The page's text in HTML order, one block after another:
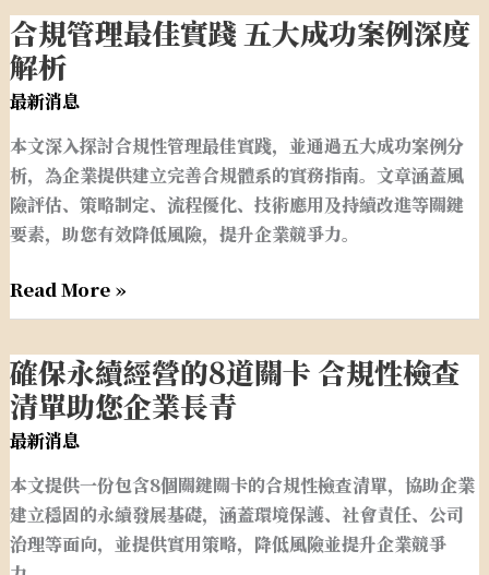
緒
檢
核
六
大
關
鍵
項
目
合規管理最佳實踐 五大成功案例深度
解析
最新消息
本文深入探討合規性管理最佳實踐，並通過五大成功案例分
析，為企業提供建立完善合規體系的實務指南。文章涵蓋風
險評估、策略制定、流程優化、技術應用及持續改進等關鍵
要素，助您有效降低風險，提升企業競爭力。
合
規
管
理
最
佳
實
踐
大
成
功
案
例
深
度
解
析
Read More »
確保永續經營的8道關卡 合規性檢查
清單助您企業長青
最新消息
本文提供一份包含8個關鍵關卡的合規性檢查清單，協助企業
建立穩固的永續發展基礎，涵蓋環境保護、社會責任、公司
治理等面向，並提供實用策略，降低風險並提升企業競爭
確
保
永
續
經
營
的